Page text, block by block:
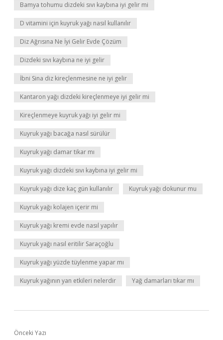
Bamya tohumu dizdeki sıvı kaybına iyi gelir mi
D vitamini için kuyruk yağı nasıl kullanılır
Diz Ağrısına Ne İyi Gelir Evde Çözüm
Dizdeki sıvı kaybına ne iyi gelir
İbni Sina diz kireçlenmesine ne iyi gelir
Kantaron yağı dizdeki kireçlenmeye iyi gelir mi
Kireçlenmeye kuyruk yağı iyi gelir mi
Kuyruk yağı bacağa nasıl sürülür
Kuyruk yağı damar tikar mı
Kuyruk yağı dizdeki sıvı kaybına iyi gelir mi
Kuyruk yağı dize kaç gün kullanılır Kuyruk yağı dokunur mu
Kuyruk yağı kolajen içerir mi
Kuyruk yağı kremi evde nasıl yapılır
Kuyruk yağı nasıl eritilir Saraçoğlu
Kuyruk yağı yüzde tüylenme yapar mı
Kuyruk yağının yan etkileri nelerdir Yağ damarları tıkar mı
Önceki Yazı